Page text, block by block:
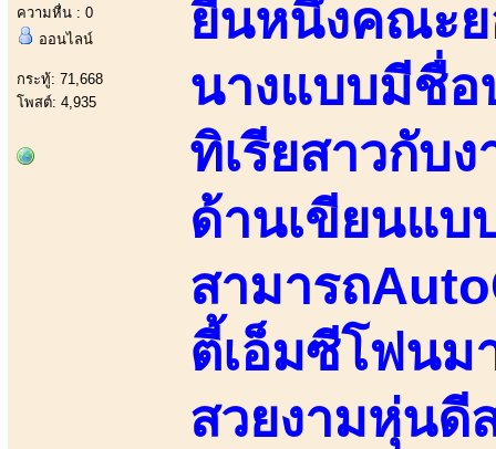
ความหื่น : 0
ออนไลน์
กระทู้: 71,668
โพสต์: 4,935
ยืนหนึ่งคณะย
นางแบบมีชื่อ
ทิเรียสาวกับ
ด้านเขียนแบ
สามารถ
ตี้เอ็มซีโฟนม
สวยงามหุ่นดี